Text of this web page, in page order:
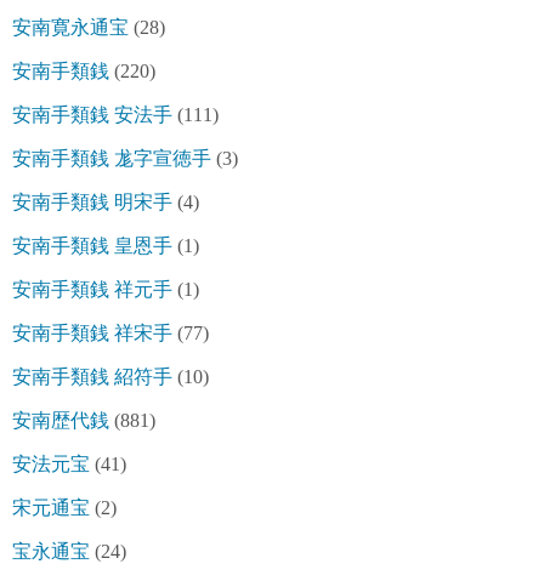
安南寛永通宝 (28)
安南手類銭 (220)
安南手類銭 安法手 (111)
安南手類銭 尨字宣徳手 (3)
安南手類銭 明宋手 (4)
安南手類銭 皇恩手 (1)
安南手類銭 祥元手 (1)
安南手類銭 祥宋手 (77)
安南手類銭 紹符手 (10)
安南歴代銭 (881)
安法元宝 (41)
宋元通宝 (2)
宝永通宝 (24)